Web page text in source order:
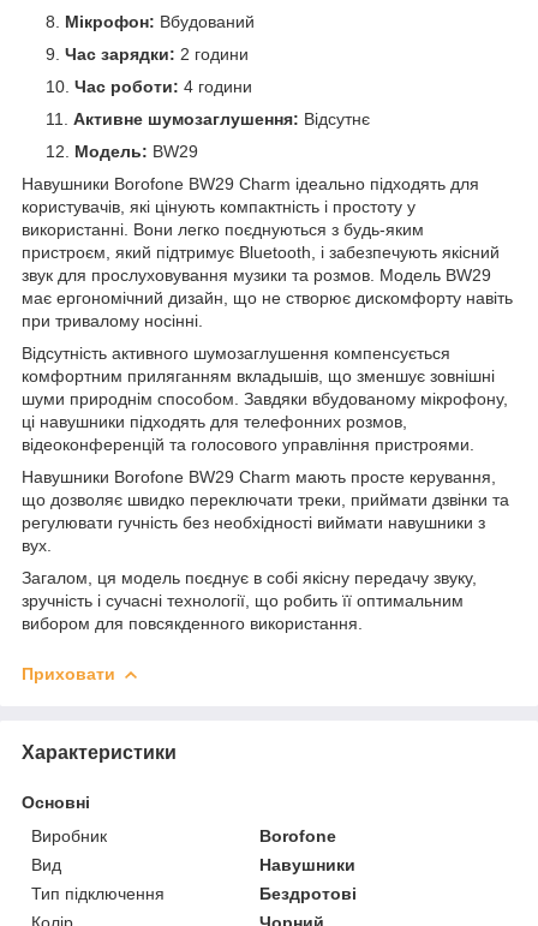
Мікрофон: Вбудований
Час зарядки: 2 години
Час роботи: 4 години
Активне шумозаглушення: Відсутнє
Модель: BW29
Навушники Borofone BW29 Charm ідеально підходять для
користувачів, які цінують компактність і простоту у
використанні. Вони легко поєднуються з будь-яким
пристроєм, який підтримує Bluetooth, і забезпечують якісний
звук для прослуховування музики та розмов. Модель BW29
має ергономічний дизайн, що не створює дискомфорту навіть
при тривалому носінні.
Відсутність активного шумозаглушення компенсується
комфортним приляганням вкладышів, що зменшує зовнішні
шуми природнім способом. Завдяки вбудованому мікрофону,
ці навушники підходять для телефонних розмов,
відеоконференцій та голосового управління пристроями.
Навушники Borofone BW29 Charm мають просте керування,
що дозволяє швидко переключати треки, приймати дзвінки та
регулювати гучність без необхідності виймати навушники з
вух.
Загалом, ця модель поєднує в собі якісну передачу звуку,
зручність і сучасні технології, що робить її оптимальним
вибором для повсякденного використання.
Приховати
Характеристики
Основні
Виробник
Borofone
Вид
Навушники
Тип підключення
Бездротові
Колір
Чорний